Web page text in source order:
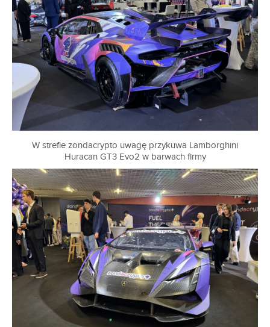
W strefie zondacrypto uwagę przykuwa Lamborghini
Huracan GT3 Evo2 w barwach firmy